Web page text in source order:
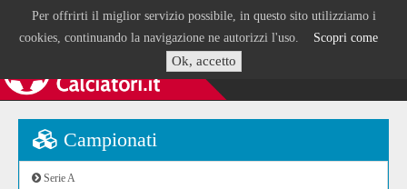
Per offrirti il miglior servizio possibile, in questo sito utilizziamo i
cookies, continuando la navigazione ne autorizzi l'uso. Scopri come
Ok, accetto
Campionati
Serie A